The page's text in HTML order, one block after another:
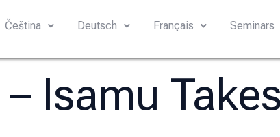
Čeština Deutsch Français Seminars
Isamu